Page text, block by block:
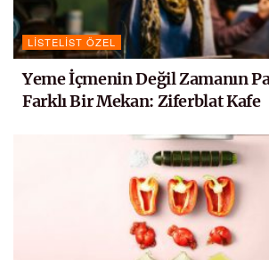
LISTELIST ÖZEL
Yeme İçmenin Değil Zamanın
Farklı Bir Mekan: Ziferblat Kafe